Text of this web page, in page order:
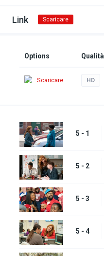
Link Scaricare
Options Qualità
Scaricare HD
5 - 1
5 - 2
5 - 3
5 - 4